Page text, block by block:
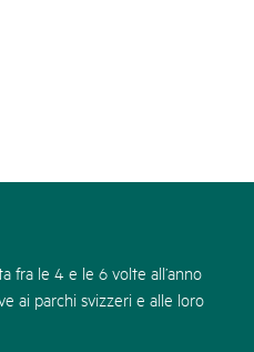
fra le 4 e le 6 volte all’anno
ai parchi svizzeri e alle loro